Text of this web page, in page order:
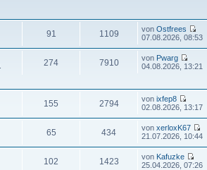
91 1109 vonOstfrees
07.08.2026, 08:53
274 7910 von Pwarg
04.08.2026, 13:21
155 2794 vonixfep8
02.08.2026, 13:17
65 434 vonxerloxK67
21.07.2026, 10:44
102 1423 von Kafuzke
25.04.2026, 07:26